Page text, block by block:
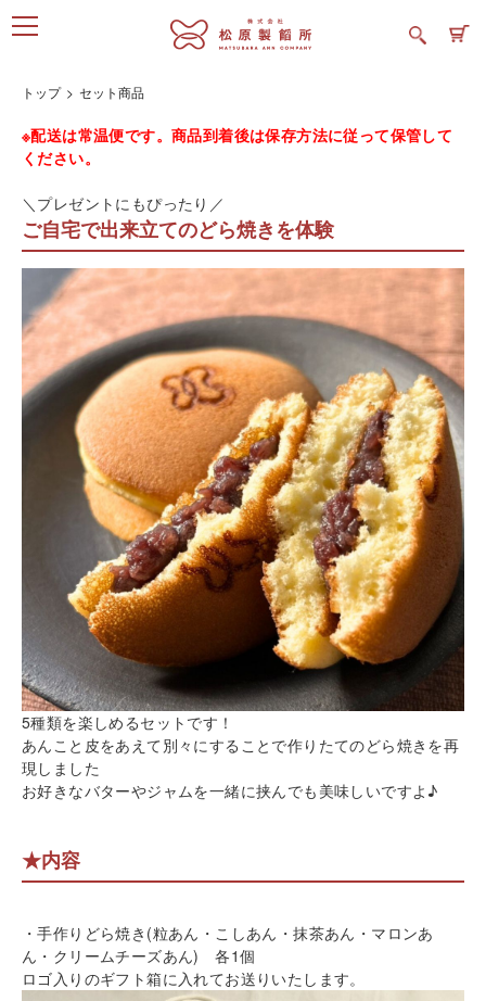
トップ セット商品
※配送は常温便です。商品到着後は保存方法に従って保管して
ください。
＼プレゼントにもぴったり／
ご自宅で出来立てのどら焼きを体験
5種類を楽しめるセットです！
あんこと皮をあえて別々にすることで作りたてのどら焼きを再
現しました
お好きなバターやジャムを一緒に挟んでも美味しいですよ♪
★内容
・手作りどら焼き(粒あん・こしあん・抹茶あん・マロンあ
ん・クリームチーズあん) 各1個
ロゴ入りのギフト箱に入れてお送りいたします。